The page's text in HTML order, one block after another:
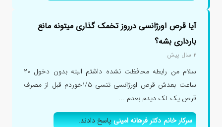
آیا قرص اورژانسی درروز تخمک گذاری میتونه مانع
بارداری بشه؟
۲ سال پیش
سلام من رابطه محافظت نشده داشتم البته بدون دخول ۲۰
ساعت بعدش قرص اورژانسی تنسی ۱/۵خوردم قبل از مصرف
قرص یک لک دیدم بعدم ...
سرکار خانم دکتر فرهانه امینیپاسخ دادند.